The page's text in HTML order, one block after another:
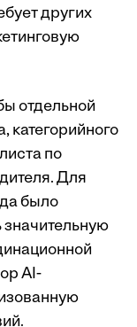
других
отдельной
категорийного
по
Для
было
AI-